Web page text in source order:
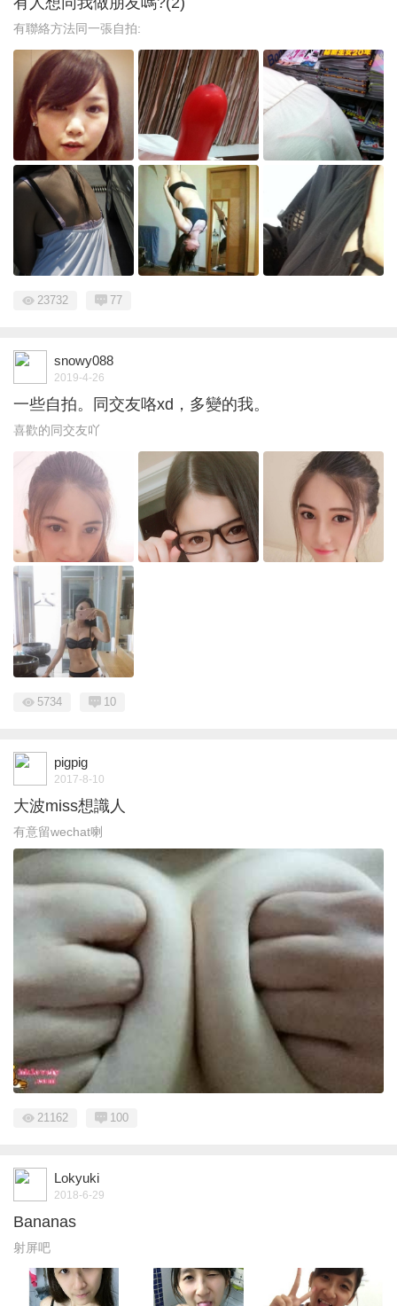
有聯絡方法同一張自拍:
23732 77
snowy088
2019-4-26
一些自拍。同交友咯xd，多變的我。
喜歡的同交友吖
5734 10
pigpig
2017-8-10
大波miss想識人
有意留wechat喇
21162 100
Lokyuki
2018-6-29
Bananas
射屏吧